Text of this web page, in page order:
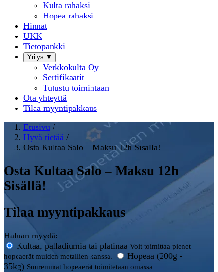
Kulta rahaksi
Hopea rahaksi
Hinnat
UKK
Tietopankki
Yritys ▼
Verkkokulta Oy
Sertifikaatit
Tutustu toimintaan
Ota yhteyttä
Tilaa myyntipakkaus
Etusivu /
Hyvä tietää /
Osta Kultaa Salo – Maksu 12h Sisällä!
Osta Kultaa Salo – Maksu 12h
Sisällä!
Tilaa myyntipakkaus
Haluan myydä:
Kultaa, palladiumia tai platinaa Voit toimittaa pienet
hopeaerät muiden metallien kanssa.
Hopeaa (200g -
35kg) Suuremmat hopeaerät toimitetaan omassa